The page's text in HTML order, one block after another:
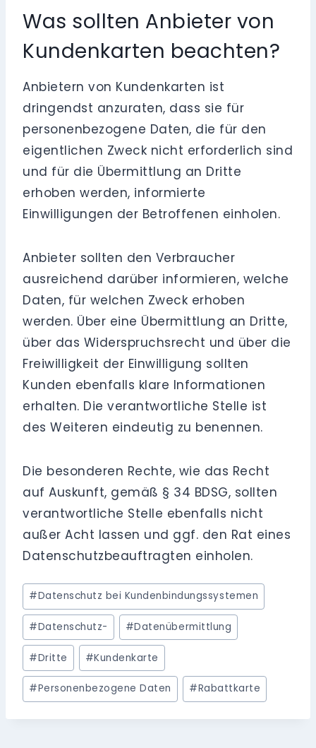
Was sollten Anbieter von
Kundenkarten beachten?
Anbietern von Kundenkarten ist
dringendst anzuraten, dass sie für
personenbezogene Daten, die für den
eigentlichen Zweck nicht erforderlich sind
und für die Übermittlung an Dritte
erhoben werden, informierte
Einwilligungen der Betroffenen einholen.
Anbieter sollten den Verbraucher
ausreichend darüber informieren, welche
Daten, für welchen Zweck erhoben
werden. Über eine Übermittlung an Dritte,
über das Widerspruchsrecht und über die
Freiwilligkeit der Einwilligung sollten
Kunden ebenfalls klare Informationen
erhalten. Die verantwortliche Stelle ist
des Weiteren eindeutig zu benennen.
Die besonderen Rechte, wie das Recht
auf Auskunft, gemäß § 34 BDSG, sollten
verantwortliche Stelle ebenfalls nicht
außer Acht lassen und ggf. den Rat eines
Datenschutzbeauftragten einholen.
Schlagworte:
#Datenschutz bei Kundenbindungssystemen
#Datenschutz- #Datenübermittlung
#Dritte #Kundenkarte
#Personenbezogene Daten #Rabattkarte